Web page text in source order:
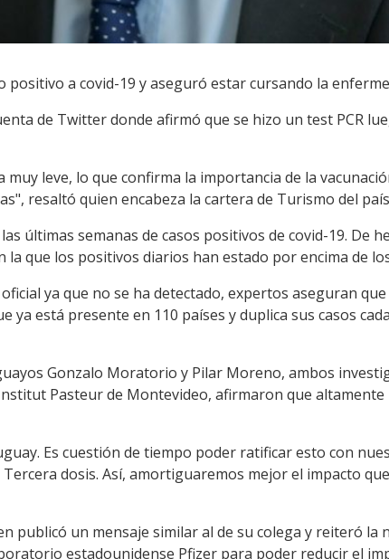
a covid-19 y aseguró estar cursando la
de Twitter donde afirmó que se hizo un test PCR
leve, lo que confirma la importancia de la
resaltó quien encabeza la cartera de Turismo del
últimas semanas de casos positivos de covid-19. De
la que los positivos diarios han estado por encima de
ya que no se ha detectado, expertos aseguran
ya está presente en 110 países y duplica sus casos
Gonzalo Moratorio y Pilar Moreno, ambos
Pasteur de Montevideo, afirmaron que
Es cuestión de tiempo poder ratificar esto con
Tercera dosis. Así, amortiguaremos mejor el impacto
publicó un mensaje similar al de su colega y reiteró la
estadounidense Pfizer para poder reducir el